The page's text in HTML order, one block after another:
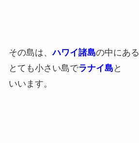
その島は、ハワイ諸島の中にある
とても小さい島でラナイ島 と
いいます。